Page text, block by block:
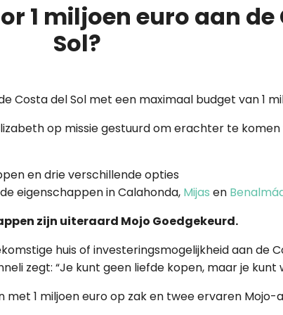
1 miljoen euro aan de
Sol?
Costa del Sol met een maximaal budget van 1
op missie gestuurd om erachter te komen
en drie verschillende opties
eigenschappen in Calahonda, Mijas en
zijn uiteraard Mojo Goedgekeurd.
huis of investeringsmogelijkheid aan de
zegt: “Je kunt geen liefde kopen, maar je kunt
1 miljoen euro op zak en twee ervaren Mojo-